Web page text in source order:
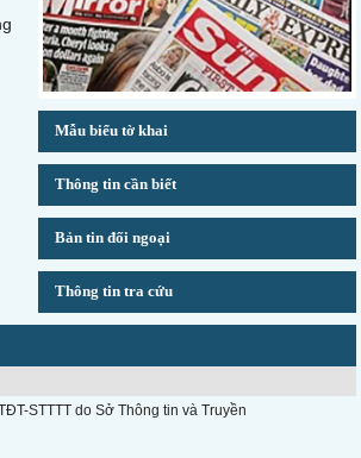
Mẫu biểu tờ khai
Thông tin cần biết
Bản tin đối ngoại
Thông tin tra cứu
STTTT do Sở Thông tin và Truyền